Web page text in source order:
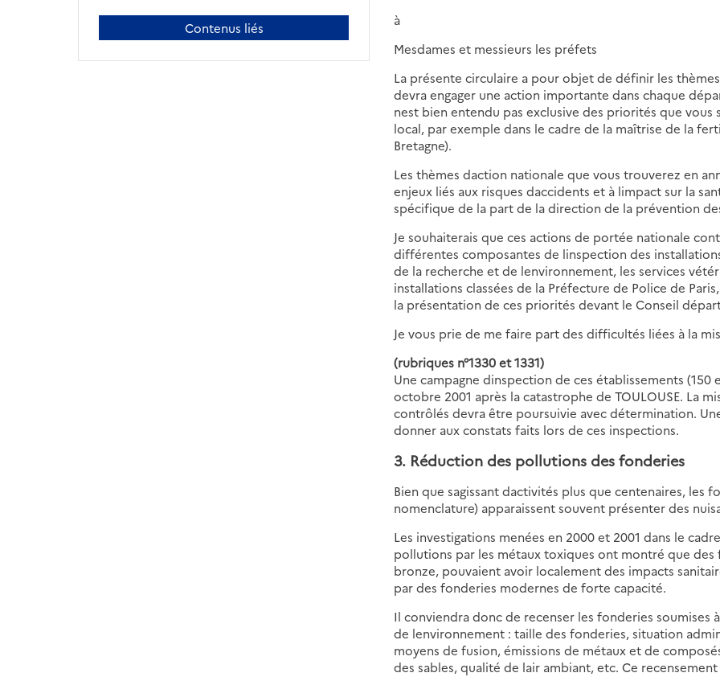
Contenus liés
à
Mesdames et messieurs les préfets
La présente circulaire a pour objet de définir les
devra engager une action importante dans chaque
nest bien entendu pas exclusive des priorités que
local, par exemple dans le cadre de la maîtrise de la
Bretagne).
Les thèmes daction nationale que vous trouverez en
enjeux liés aux risques daccidents et à limpact sur la
spécifique de la part de la direction de la prévention
Je souhaiterais que ces actions de portée nationale
différentes composantes de linspection des
de la recherche et de lenvironnement, les services
installations classées de la Préfecture de Police de
la présentation de ces priorités devant le Conseil
Je vous prie de me faire part des difficultés liées à la
(rubriques n°1330 et 1331)
Une campagne dinspection de ces établissements
octobre 2001 après la catastrophe de TOULOUSE. La
contrôlés devra être poursuivie avec détermination.
donner aux constats faits lors de ces inspections.
3. Réduction des pollutions des fonderies
Bien que sagissant dactivités plus que centenaires, les
nomenclature) apparaissent souvent présenter des
Les investigations menées en 2000 et 2001 dans le
pollutions par les métaux toxiques ont montré que
bronze, pouvaient avoir localement des impacts
par des fonderies modernes de forte capacité.
Il conviendra donc de recenser les fonderies soumises
de lenvironnement : taille des fonderies, situation
moyens de fusion, émissions de métaux et de
des sables, qualité de lair ambiant, etc. Ce